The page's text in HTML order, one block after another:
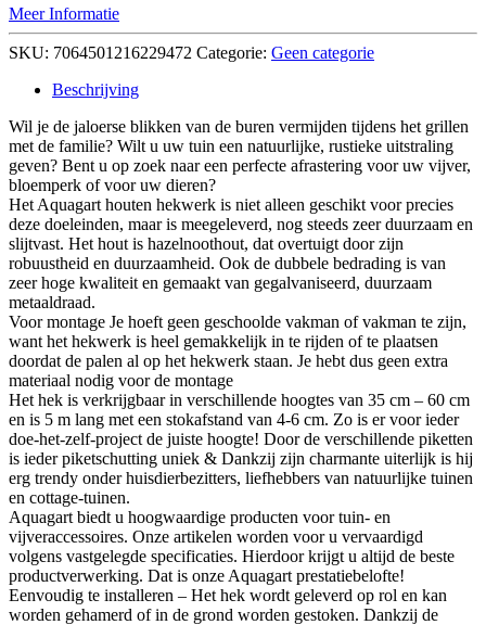
Meer Informatie
SKU: 7064501216229472 Categorie: Geen categorie
Beschrijving
Wil je de jaloerse blikken van de buren vermijden tijdens het grillen
met de familie? Wilt u uw tuin een natuurlijke, rustieke uitstraling
geven? Bent u op zoek naar een perfecte afrastering voor uw vijver,
bloemperk of voor uw dieren?
Het Aquagart houten hekwerk is niet alleen geschikt voor precies
deze doeleinden, maar is meegeleverd, nog steeds zeer duurzaam en
slijtvast. Het hout is hazelnoothout, dat overtuigt door zijn
robuustheid en duurzaamheid. Ook de dubbele bedrading is van
zeer hoge kwaliteit en gemaakt van gegalvaniseerd, duurzaam
metaaldraad.
Voor montage Je hoeft geen geschoolde vakman of vakman te zijn,
want het hekwerk is heel gemakkelijk in te rijden of te plaatsen
doordat de palen al op het hekwerk staan. Je hebt dus geen extra
materiaal nodig voor de montage
Het hek is verkrijgbaar in verschillende hoogtes van 35 cm – 60 cm
en is 5 m lang met een stokafstand van 4-6 cm. Zo is er voor ieder
doe-het-zelf-project de juiste hoogte! Door de verschillende piketten
is ieder piketschutting uniek & Dankzij zijn charmante uiterlijk is hij
erg trendy onder huisdierbezitters, liefhebbers van natuurlijke tuinen
en cottage-tuinen.
Aquagart biedt u hoogwaardige producten voor tuin- en
vijveraccessoires. Onze artikelen worden voor u vervaardigd
volgens vastgelegde specificaties. Hierdoor krijgt u altijd de beste
productverwerking. Dat is onze Aquagart prestatiebelofte!
Eenvoudig te installeren – Het hek wordt geleverd op rol en kan
worden gehamerd of in de grond worden gestoken. Dankzij de